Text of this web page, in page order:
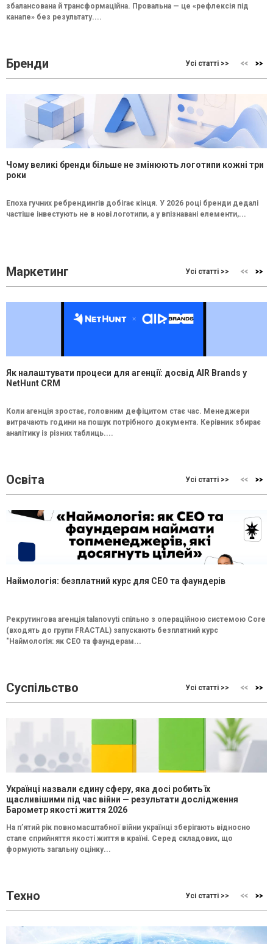
збалансована й трансформаційна. Провальна — це «рефлексія під
канапе» без результату....
Бренди Усі статті >>
Чому великі бренди більше не змінюють логотипи кожні три
роки
Епоха гучних ребрендингів добігає кінця. У 2026 році бренди дедалі
частіше інвестують не в нові логотипи, а у впізнавані елементи,...
Маркетинг Усі статті >>
Як налаштувати процеси для агенції: досвід AIR Brands у
NetHunt CRM
Коли агенція зростає, головним дефіцитом стає час. Менеджери
витрачають години на пошук потрібного документа. Керівник збирає
аналітику із різних таблиць....
Освіта Усі статті >>
Наймологія: безплатний курс для CEO та фаундерів
Рекрутингова агенція talanovyti спільно з операційною системою Core
(входять до групи FRACTAL) запускають безплатний курс
"Наймологія: як СEO та фаундерам...
Суспільство Усі статті >>
Українці назвали єдину сферу, яка досі робить їх
щасливішими під час війни — результати дослідження
Барометр якості життя 2026
На п’ятий рік повномасштабної війни українці зберігають відносно
стале сприйняття якості життя в країні. Серед складових, що
формують загальну оцінку...
Техно Усі статті >>